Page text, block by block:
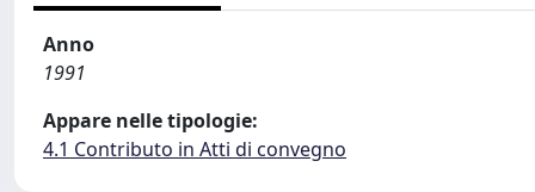
Anno
1991
Appare nelle tipologie:
4.1 Contributo in Atti di convegno